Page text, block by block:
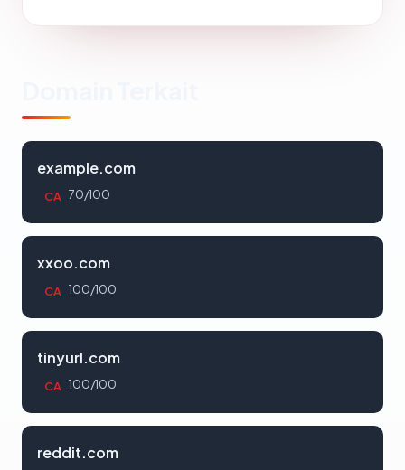
example.com
CA 70/100
xxoo.com
CA 100/100
tinyurl.com
CA 100/100
reddit.com